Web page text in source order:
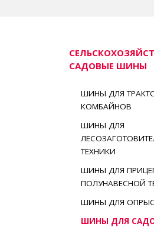
САДОВЫЕ ШИНЫ
ШИНЫ ДЛЯ
КОМБАЙНОВ
ШИНЫ ДЛЯ
ТЕХНИКИ
ШИНЫ ДЛЯ
ПОЛУНАВЕСНОЙ
ШИНЫ ДЛЯ
ШИНЫ ДЛЯ